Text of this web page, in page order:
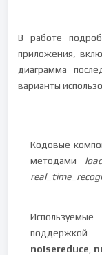
В работе
приложения,
диаграмма
варианты
Кодовые
методами
noisereduce